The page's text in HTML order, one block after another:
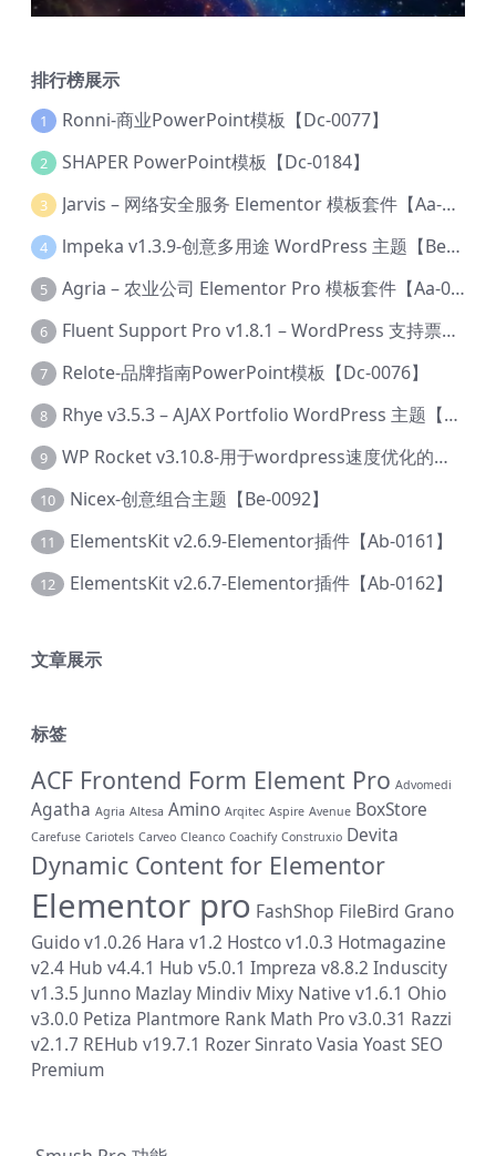
排行榜展示
1 Ronni-商业PowerPoint模板【Dc-0077】
2 SHAPER PowerPoint模板【Dc-0184】
3 Jarvis – 网络安全服务 Elementor 模板套件【Aa-0035】
4 lmpeka v1.3.9-创意多用途 WordPress 主题【Be-0064】
5 Agria – 农业公司 Elementor Pro 模板套件【Aa-0003】
6 Fluent Support Pro v1.8.1 – WordPress 支持票务系统【Cc-0041】
7 Relote-品牌指南PowerPoint模板【Dc-0076】
8 Rhye v3.5.3 – AJAX Portfolio WordPress 主题【Bi-0049】
9 WP Rocket v3.10.8-用于wordpress速度优化的缓存加速插件【Cd-0019】
10 Nicex-创意组合主题【Be-0092】
11 ElementsKit v2.6.9-Elementor插件【Ab-0161】
12 ElementsKit v2.6.7-Elementor插件【Ab-0162】
文章展示
标签
ACF Frontend Form Element Pro Advomedi
Agatha Agria Altesa Amino Arqitec Aspire Avenue BoxStore
Carefuse Cariotels Carveo Cleanco Coachify Construxio Devita
Dynamic Content for Elementor
Elementor pro FashShop FileBird Grano
Guido v1.0.26 Hara v1.2 Hostco v1.0.3 Hotmagazine
v2.4 Hub v4.4.1 Hub v5.0.1 Impreza v8.8.2 Induscity
v1.3.5 Junno Mazlay Mindiv Mixy Native v1.6.1 Ohio
v3.0.0 Petiza Plantmore Rank Math Pro v3.0.31 Razzi
v2.1.7 REHub v19.7.1 RozerSinratoVasia Yoast SEO
Premium